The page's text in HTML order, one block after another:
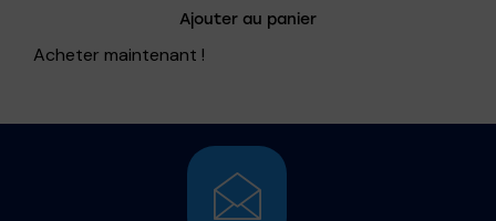
Ajouter au panier
Acheter maintenant !